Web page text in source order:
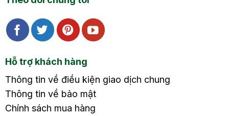
Hỗ trợ khách hàng
Thông tin về điều kiện giao dịch chung
Thông tin về bảo mật
Chính sách mua hàng